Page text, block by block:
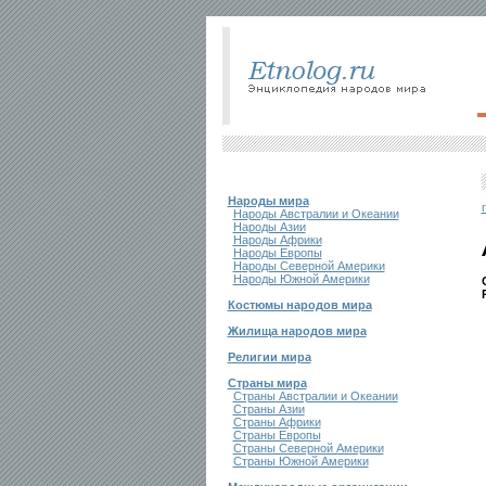
Народы мира
Народы Австралии и Океании
Народы Азии
Народы Африки
Народы Европы
Народы Северной Америки
Народы Южной Америки
Костюмы народов мира
Жилища народов мира
Религии мира
Страны мира
Страны Австралии и Океании
Страны Азии
Страны Африки
Страны Европы
Страны Северной Америки
Страны Южной Америки